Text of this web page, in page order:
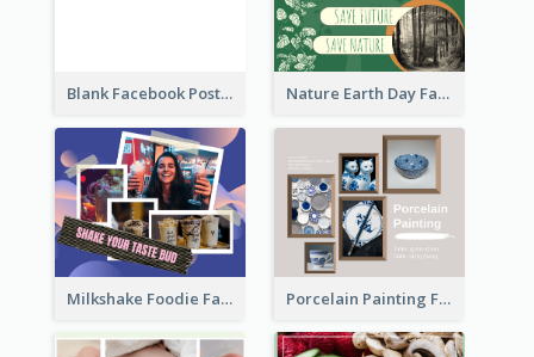
Blank Facebook Post Nature Earth Day Facebook Post
Milkshake Foodie Facebook Post Porcelain Painting Facebook Post